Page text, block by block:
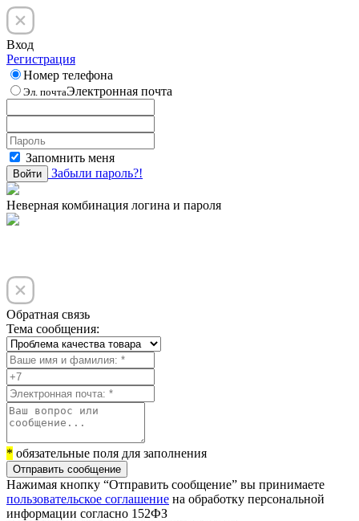
Вход
Регистрация
Номер телефона
Эл. почтаЭлектронная почта
Запомнить меня
Войти Забыли пароль?!
Неверная комбинация логина и пароля
Обратная связь
Тема сообщения:
* обязательные поля для заполнения
Отправить сообщение
Нажимая кнопку “Отправить сообщение” вы принимаете
пользовательское соглашение на обработку персональной
информации согласно 152ФЗ